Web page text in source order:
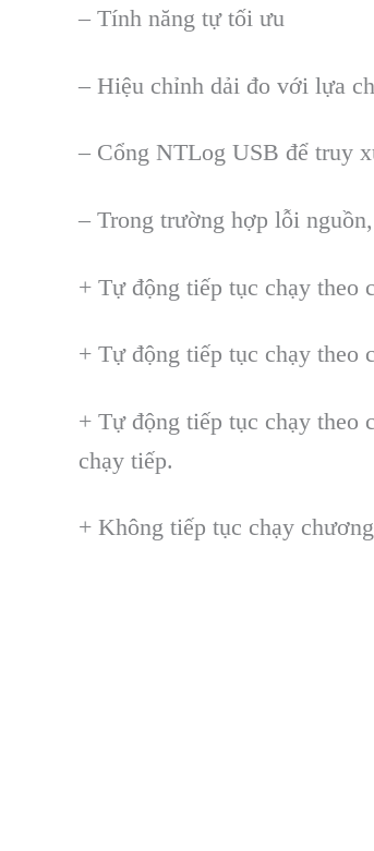
– Tính năng tự tối ưu
– Hiệu chỉnh dải đo với lựa
– Cổng NTLog USB để truy
– Trong trường hợp lỗi
+ Tự động tiếp tục chạy theo
+ Tự động tiếp tục chạy theo
+ Tự động tiếp tục chạy theo
chạy tiếp.
+ Không tiếp tục chạy